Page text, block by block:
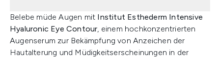
Belebe müde Augen mit Institut Esthederm Intensive
Hyaluronic Eye Contour, einem hochkonzentrierten
Augenserum zur Bekämpfung von Anzeichen der
Hautalterung und Müdigkeitserscheinungen in der